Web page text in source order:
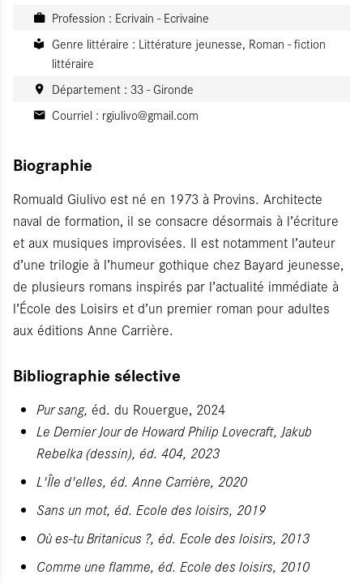
Profession : Ecrivain - Ecrivaine
Genre littéraire : Littérature jeunesse, Roman - fiction
littéraire
Département : 33 - Gironde
Courriel : rgiulivo@gmail.com
Biographie
Romuald Giulivo est né en 1973 à Provins. Architecte
naval de formation, il se consacre désormais à l’écriture
et aux musiques improvisées. Il est notamment l’auteur
d’une trilogie à l’humeur gothique chez Bayard jeunesse,
de plusieurs romans inspirés par l’actualité immédiate à
l’École des Loisirs et d’un premier roman pour adultes
aux éditions Anne Carrière.
Bibliographie sélective
Pur sang, éd. du Rouergue, 2024
Le Dernier Jour de Howard Philip Lovecraft, Jakub
Rebelka (dessin), éd. 404, 2023
L'Île d'elles, éd. Anne Carrière, 2020
Sans un mot, éd. Ecole des loisirs, 2019
Où es-tu Britanicus ?, éd. Ecole des loisirs, 2013
Comme une flamme, éd. Ecole des loisirs, 2010